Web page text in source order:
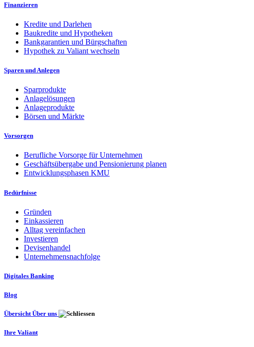
Finanzieren
Kredite und Darlehen
Baukredite und Hypotheken
Bankgarantien und Bürgschaften
Hypothek zu Valiant wechseln
Sparen und Anlegen
Sparprodukte
Anlagelösungen
Anlageprodukte
Börsen und Märkte
Vorsorgen
Berufliche Vorsorge für Unternehmen
Geschäftsübergabe und Pensionierung planen
Entwicklungsphasen KMU
Bedürfnisse
Gründen
Einkassieren
Alltag vereinfachen
Investieren
Devisenhandel
Unternehmensnachfolge
Digitales Banking
Blog
Übersicht Über uns
Ihre Valiant